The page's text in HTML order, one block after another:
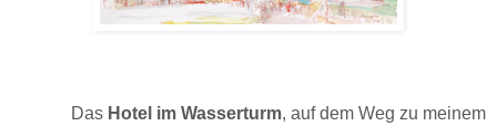
Das Hotel im Wasserturm, auf dem Weg zu meinem